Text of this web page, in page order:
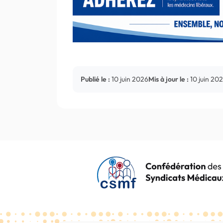
Publié le : 10 juin 2026Mis à jour le : 10 juin